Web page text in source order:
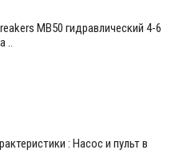
MB50 гидравлический 4-6
..
: Насос и пульт в